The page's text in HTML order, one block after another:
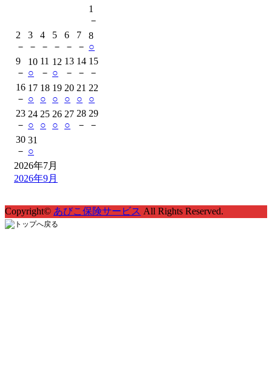
1
－
2
－
3
－
4
－
5
－
6
－
7
－
8
○
9
－
10
○
11
－
12
○
13
－
14
－
15
－
16
－
17
○
18
○
19
○
20
○
21
○
22
○
23
－
24
○
25
○
26
○
27
○
28
－
29
－
30
－
31
○
2026年7月
2026年9月
Copyright© あびこ保険サービス All Rights Reserved.